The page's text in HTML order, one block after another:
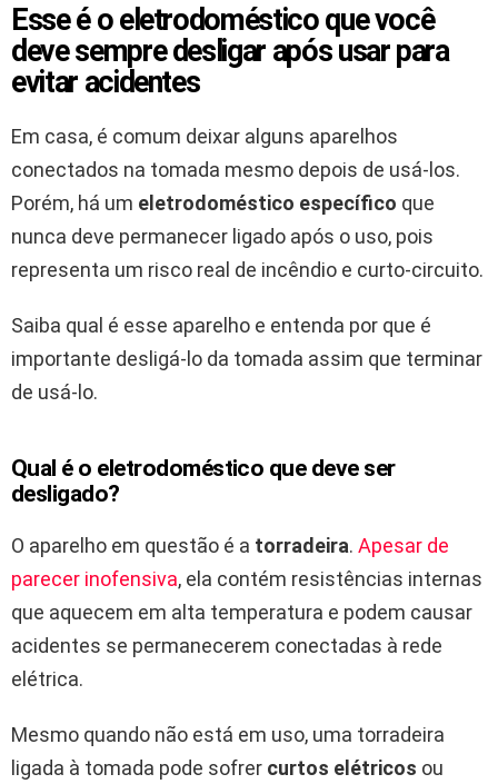
Esse é o eletrodoméstico que você
deve sempre desligar após usar para
evitar acidentes
Em casa, é comum deixar alguns aparelhos
conectados na tomada mesmo depois de usá-los.
Porém, há um eletrodoméstico específico que
nunca deve permanecer ligado após o uso, pois
representa um risco real de incêndio e curto-circuito.
Saiba qual é esse aparelho e entenda por que é
importante desligá-lo da tomada assim que terminar
de usá-lo.
Qual é o eletrodoméstico que deve ser
desligado?
O aparelho em questão é a torradeira. Apesar de
parecer inofensiva, ela contém resistências internas
que aquecem em alta temperatura e podem causar
acidentes se permanecerem conectadas à rede
elétrica.
Mesmo quando não está em uso, uma torradeira
ligada à tomada pode sofrer curtos elétricos ou